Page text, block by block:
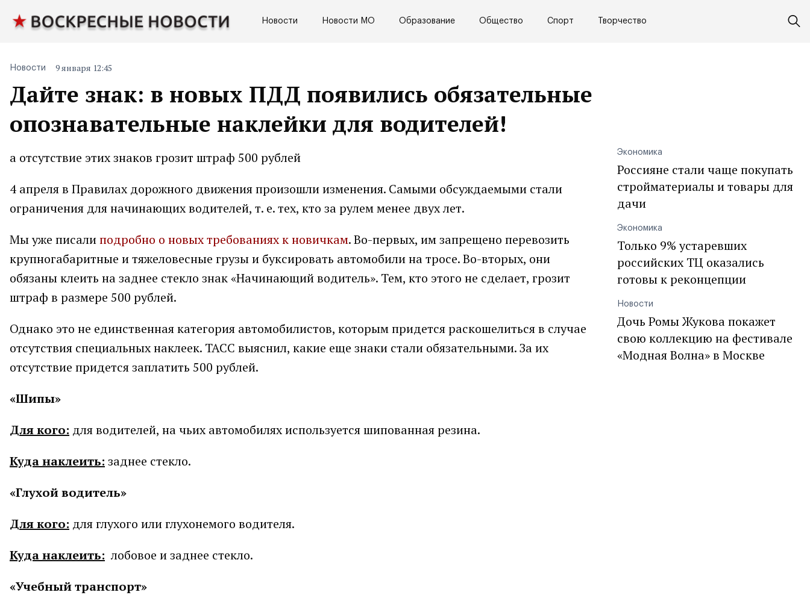
Новости Новости МО Образование Общество Спорт Творчество
Дайте знак: в новых ПДД появились обязательные
опознавательные наклейки для водителей!
Новости 9 января 12:45
а отсутствие этих знаков грозит штраф 500 рублей
4 апреля в Правилах дорожного движения произошли изменения. Самыми обсуждаемыми стали
ограничения для начинающих водителей, т. е. тех, кто за рулем менее двух лет.
Мы уже писалиподробно о новых требованиях к новичкам. Во-первых, им запрещено перевозить
крупногабаритные и тяжеловесные грузы и буксировать автомобили на тросе. Во-вторых, они
обязаны клеить на заднее стекло знак «Начинающий водитель». Тем, кто этого не сделает, грозит
штраф в размере 500 рублей.
Однако это не единственная категория автомобилистов, которым придется раскошелиться в случае
отсутствия специальных наклеек. ТАСС выяснил, какие еще знаки стали обязательными. За их
отсутствие придется заплатить 500 рублей.
«Шипы»
Для кого: для водителей, на чьих автомобилях используется шипованная резина.
Куда наклеить: заднее стекло.
«Глухой водитель»
Для кого: для глухого или глухонемого водителя.
Куда наклеить: лобовое и заднее стекло.
«Учебный транспорт»
Экономика
Россияне стали чаще покупать
стройматериалы и товары для
дачи
Экономика
Только 9% устаревших
российских ТЦ оказались
готовы к реконцепции
Новости
Дочь Ромы Жукова покажет
свою коллекцию на фестивале
«Модная Волна» в Москве